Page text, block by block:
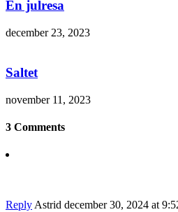
En julresa
december 23, 2023
Saltet
november 11, 2023
3 Comments
Reply Astrid december 30, 2024 at